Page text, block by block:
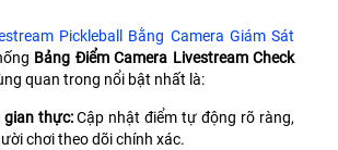
Pickleball Bằng Camera Giám Sát
Bảng Điểm Camera Livestream Check
quan trong nổi bật nhất là:
gian thực:Cập nhật điểm tự động rõ ràng,
chơi theo dõi chính xác.